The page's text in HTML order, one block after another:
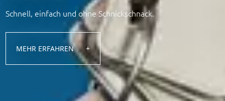
Schnell, einfach und ohne Schnickschnack.
MEHR ERFAHREN